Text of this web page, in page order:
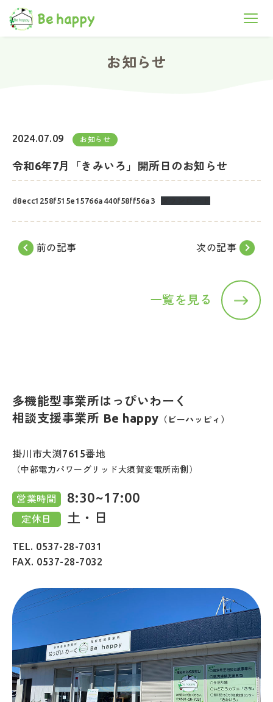
お知らせ
2024.07.09 お知らせ
令和6年7月「きみいろ」開所日のお知らせ
d8ecc1258f515e15766a440f58ff56a3
前の記事 次の記事
一覧を見る
多機能型事業所はっぴいわーく
相談支援事業所 Be happy （ビーハッピィ）
掛川市大渕7615番地
（中部電力パワーグリッド大須賀変電所南側）
営業時間 8:30~17:00
定休日 土・日
TEL. 0537-28-7031
FAX. 0537-28-7032